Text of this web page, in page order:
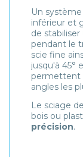
Un
inférieur et
de
pendant le
scie fine
jusqu'à 45°
permettent
angles les
Le sciage
bois ou
précision.